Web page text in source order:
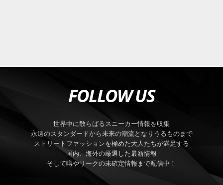
FOLLOW US
世界中に散らばるスニーカー情報を収集
永遠のスタンダードから未来の潮流となりうるものまで
ストリートファッションを極めた大人たちが満足する
国内、海外の厳選した最新情報
そして噂やリークの未確定情報まで配信中！